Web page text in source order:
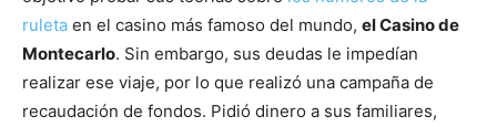
ruleta en el casino más famoso del mundo, el Casino de
Montecarlo. Sin embargo, sus deudas le impedían
realizar ese viaje, por lo que realizó una campaña de
recaudación de fondos. Pidió dinero a sus familiares,